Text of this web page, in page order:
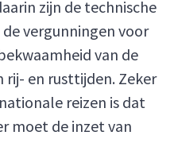
zijn de technische
vergunningen voor
van de
rij- en rusttijden. Zeker
reizen is dat
moet de inzet van